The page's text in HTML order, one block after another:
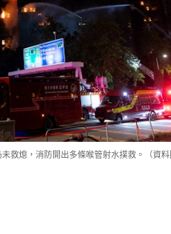
救熄，消防開出多條喉管射水撲救。（資料